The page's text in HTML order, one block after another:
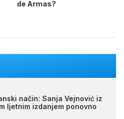
de Armas?
način: Sanja Vejnović iz
ljetnim izdanjem ponovno